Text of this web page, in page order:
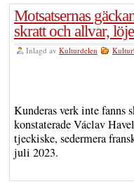
Motsatsernas
skratt och allvar,
Inlagd av Kulturdelen
Kunderas verk inte fanns
konstaterade Václav
tjeckiske, sedermera
juli 2023.